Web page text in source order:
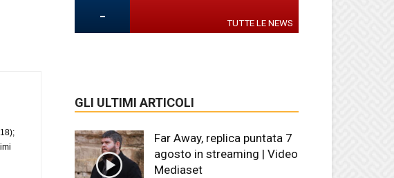
- TUTTE LE NEWS
GLI ULTIMI ARTICOLI
Far Away, replica puntata 7
agosto in streaming | Video
Mediaset